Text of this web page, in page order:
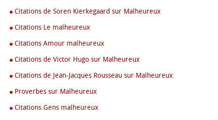
Citations de Soren Kierkegaard sur Malheureux
Citations Le malheureux
Citations Amour malheureux
Citations de Victor Hugo sur Malheureux
Citations de Jean-Jacques Rousseau sur Malheureux
Proverbes sur Malheureux
Citations Gens malheureux